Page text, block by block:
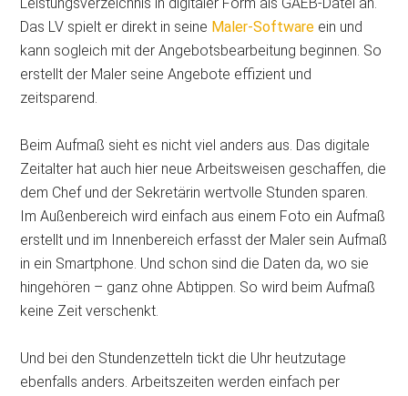
Das LV spielt er direkt in seine Maler-Software ein und
kann sogleich mit der Angebotsbearbeitung beginnen. So
erstellt der Maler seine Angebote effizient und
zeitsparend.
Beim Aufmaß sieht es nicht viel anders aus. Das digitale
Zeitalter hat auch hier neue Arbeitsweisen geschaffen, die
dem Chef und der Sekretärin wertvolle Stunden sparen.
Im Außenbereich wird einfach aus einem Foto ein Aufmaß
erstellt und im Innenbereich erfasst der Maler sein Aufmaß
in ein Smartphone. Und schon sind die Daten da, wo sie
hingehören – ganz ohne Abtippen. So wird beim Aufmaß
keine Zeit verschenkt.
Und bei den Stundenzetteln tickt die Uhr heutzutage
ebenfalls anders. Arbeitszeiten werden einfach per